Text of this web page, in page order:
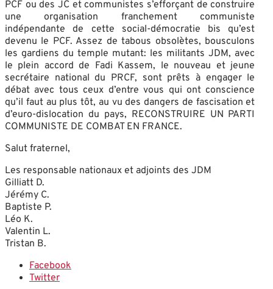
PCF ou des JC et communistes s’efforçant de construire
une organisation franchement communiste
indépendante de cette social-démocratie bis qu’est
devenu le PCF. Assez de tabous obsolètes, bousculons
les gardiens du temple mutant: les militants JDM, avec
le plein accord de Fadi Kassem, le nouveau et jeune
secrétaire national du PRCF, sont prêts à engager le
débat avec tous ceux d’entre vous qui ont conscience
qu’il faut au plus tôt, au vu des dangers de fascisation et
d’euro-dislocation du pays, RECONSTRUIRE UN PARTI
COMMUNISTE DE COMBAT EN FRANCE.
Salut fraternel,
Les responsable nationaux et adjoints des JDM
Gilliatt D.
Jérémy C.
Baptiste P.
Léo K.
Valentin L.
Tristan B.
Facebook
Twitter